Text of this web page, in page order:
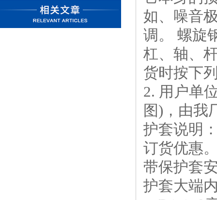
如、噪音
调。 螺旋
杠、轴、
货时按下
2. 用户单
图)，由我
护套说明
订货优惠
带保护套
护套大端